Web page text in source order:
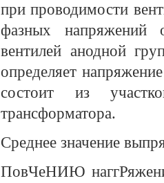
при проводимости
фазных напряжений
вентилей анодной
определяет
состоит из
трансформатора.
Среднее значение
ПовЧеНИЮ